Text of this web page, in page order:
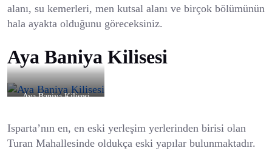
alanı, su kemerleri, men kutsal alanı ve birçok bölümünün
hala ayakta olduğunu göreceksiniz.
Aya Baniya Kilisesi
Aya Baniya Kilisesi
Isparta’nın en, en eski yerleşim yerlerinden birisi olan
Turan Mahallesinde oldukça eski yapılar bulunmaktadır.